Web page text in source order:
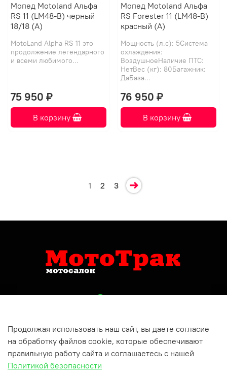
Мопед Motoland Альфа
RS 11 (LM48-B) черный
18/18 (А)
MotoLand Alpha RS 11 это
продолжение легендарного
и всеми любимого...
75 950 ₽
В корзину
Мопед Motoland Альфа
RS Forester 11 (LM48-B)
красный (A)
Мощность (л.с): 5Система
охлаждения:
ВоздушноеНаличие ПТС:
НетВес (кг): 80Багажник:
ДаБаза...
76 950 ₽
В корзину
1 2 3
+79809150732
Респ Татарстан, г Бугульма, ул Хусаина Ямашева, д 10
Продолжая использовать наш сайт, вы даете согласие
на обработку файлов cookie, которые обеспечивают
правильную работу сайта и соглашаетесь с нашей
Политикой безопасности